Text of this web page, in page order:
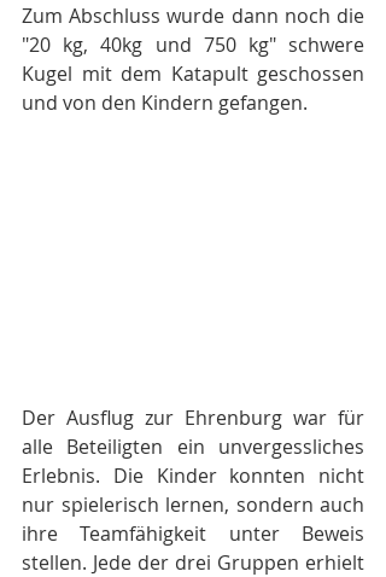
Zum Abschluss wurde dann noch die
"20 kg, 40kg und 750 kg" schwere
Kugel mit dem Katapult geschossen
und von den Kindern gefangen.
Der Ausflug zur Ehrenburg war für
alle Beteiligten ein unvergessliches
Erlebnis. Die Kinder konnten nicht
nur spielerisch lernen, sondern auch
ihre Teamfähigkeit unter Beweis
stellen. Jede der drei Gruppen erhielt